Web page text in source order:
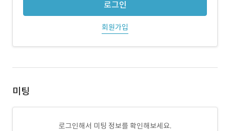
로그인
회원가입
미팅
로그인해서 미팅 정보를 확인해보세요.